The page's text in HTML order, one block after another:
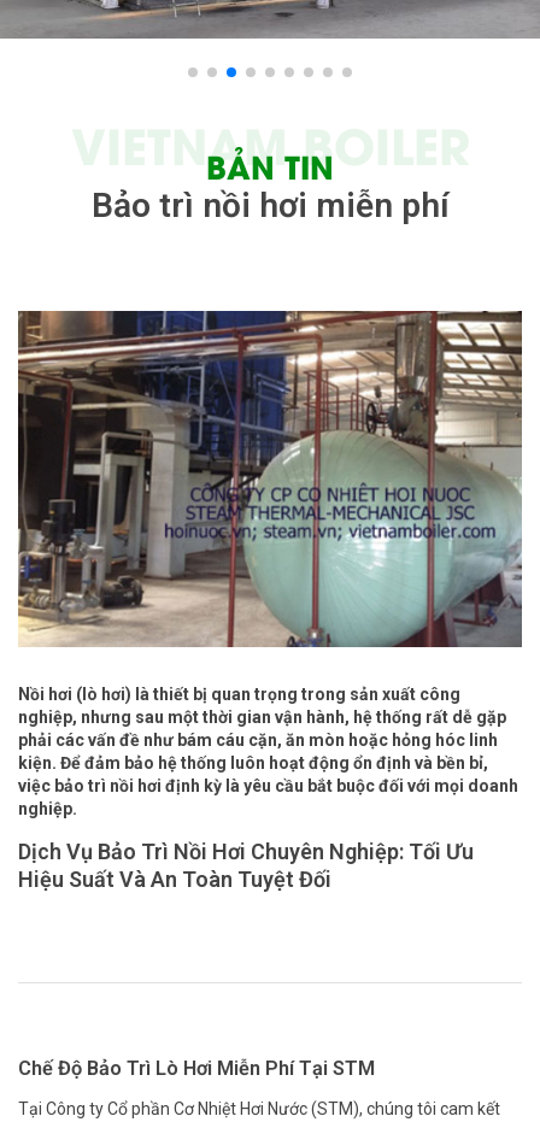
VIETNAM BOILER
BẢN TIN
Bảo trì nồi hơi miễn phí
Nồi hơi (lò hơi) là thiết bị quan trọng trong sản xuất công
nghiệp, nhưng sau một thời gian vận hành, hệ thống rất dễ gặp
phải các vấn đề như bám cáu cặn, ăn mòn hoặc hỏng hóc linh
kiện. Để đảm bảo hệ thống luôn hoạt động ổn định và bền bỉ,
việc bảo trì nồi hơi định kỳ là yêu cầu bắt buộc đối với mọi doanh
nghiệp.
Dịch Vụ Bảo Trì Nồi Hơi Chuyên Nghiệp: Tối Ưu
Hiệu Suất Và An Toàn Tuyệt Đối
Chế Độ Bảo Trì Lò Hơi Miễn Phí Tại STM
Tại Công ty Cổ phần Cơ Nhiệt Hơi Nước (STM), chúng tôi cam kết